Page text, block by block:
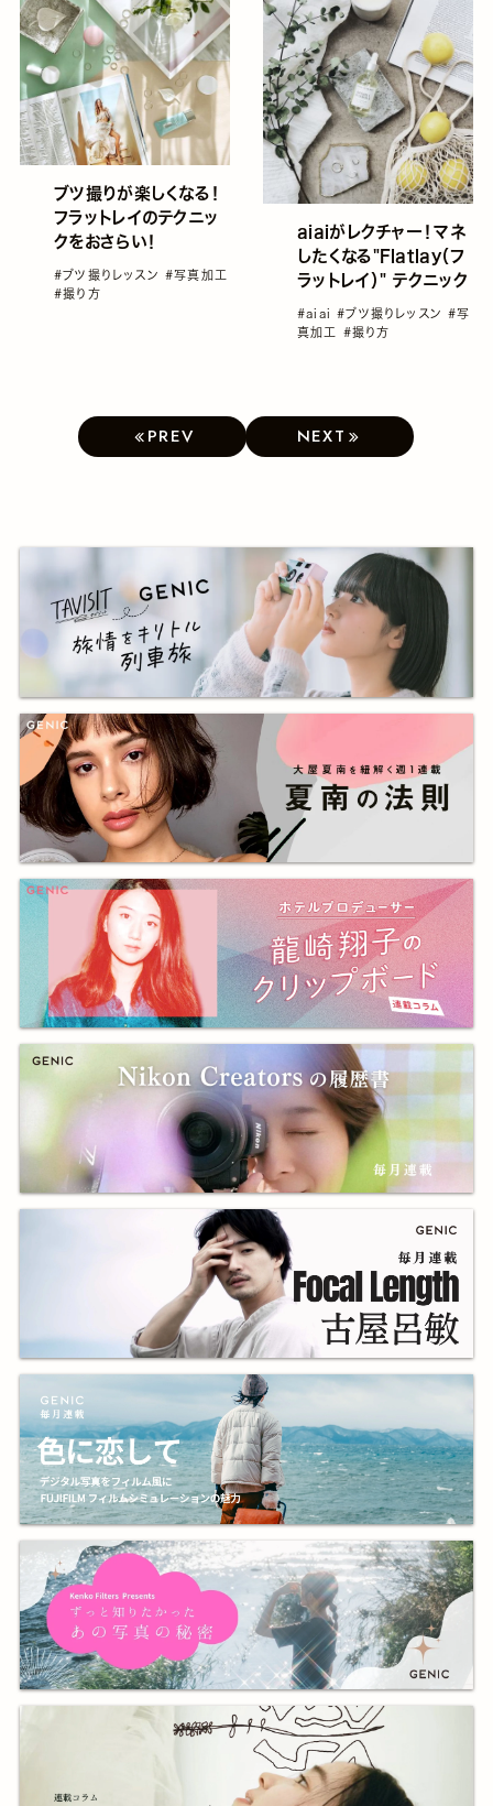
ブツ撮りが楽しくなる！
フラットレイのテクニッ
クをおさらい！
#ブツ撮りレッスン #写真加工
#撮り方
aiaiがレクチャー！マネ
したくなる"Flatlay（フ
ラットレイ）" テクニック
#aiai#ブツ撮りレッスン#写
真加工 #撮り方